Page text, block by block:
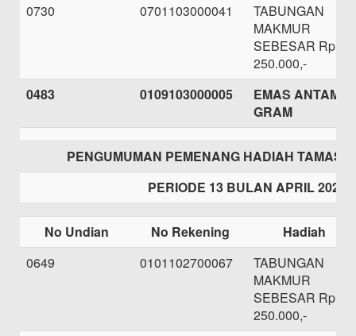
0730
0701103000041
TABUNGAN
MAKMUR
SEBESAR Rp.
250.000,-
0483
0109103000005
EMAS ANTAM 1
GRAM
PENGUMUMAN PEMENANG HADIAH
PERIODE 13 BULAN APRIL 2021
No Undian No Rekening
Hadiah
0649
0101102700067
TABUNGAN
MAKMUR
SEBESAR Rp.
250.000,-